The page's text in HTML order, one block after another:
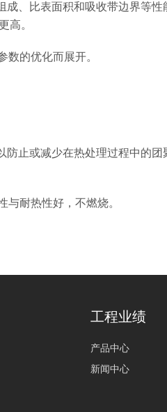
、比表面积和吸收带边界等
高。
的优化而展开。
止或减少在热处理过程中的
耐热性好，不燃烧。
工程业绩
产品中心
新闻中心